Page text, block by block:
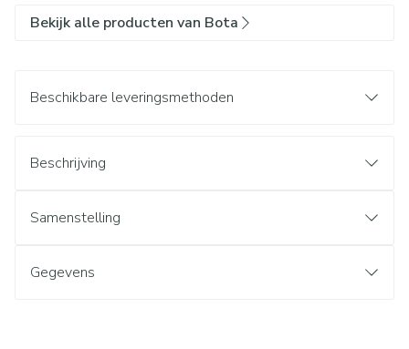
Bekijk alle producten van Bota
Beschikbare leveringsmethoden
Beschrijving
Samenstelling
Gegevens